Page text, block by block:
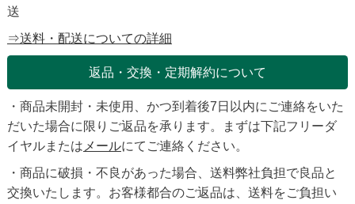
送
⇒送料・配送についての詳細
返品・交換・定期解約について
・商品未開封・未使用、かつ到着後7日以内にご連絡をいた
だいた場合に限りご返品を承ります。まずは下記フリーダ
イヤルまたは メールにてご連絡ください。
・商品に破損・不良があった場合、送料弊社負担で良品と
交換いたします。お客様都合のご返品は、送料をご負担い